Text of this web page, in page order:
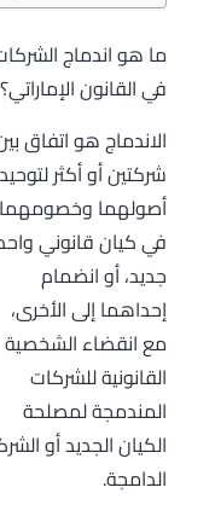
ما هو اندماج
في القانون الإماراتي؟
الاندماج هو اتفاق
شركتين أو أكثر لتوحيد
أصولهما وخصومهما
في كيان قانوني
جديد، أو انضمام
إحداهما إلى الأخرى،
مع انقضاء الشخصية
القانونية للشركات
المندمجة لمصلحة
الكيان الجديد أو
الدامجة.